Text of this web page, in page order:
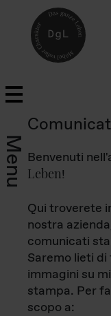
Menu Benvenuti
Leben!
Qui troverete
nostra
comunicati
Saremo lieti
immagini su
stampa. Per
scopo a: